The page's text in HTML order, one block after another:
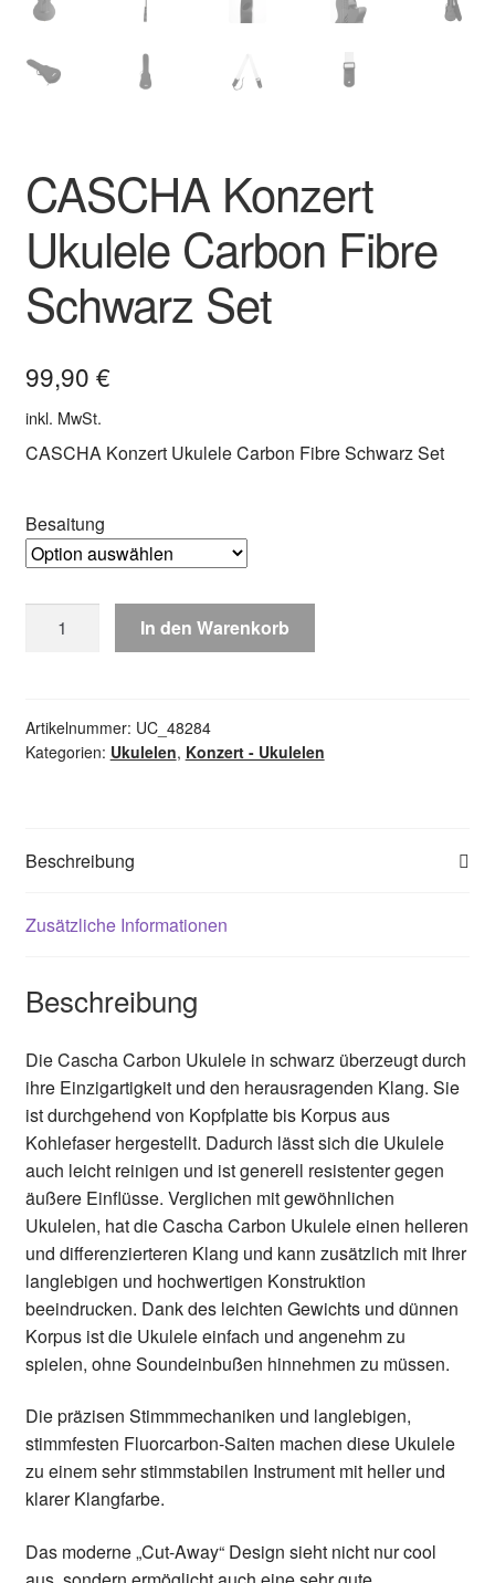
CASCHA Konzert
Ukulele Carbon Fibre
Schwarz Set
99,90 €
inkl. MwSt.
CASCHA Konzert Ukulele Carbon Fibre Schwarz Set
Besaitung
Fibre
Schwarz
In den Warenkorb
Artikelnummer: UC_48284
Kategorien: Ukulelen, Konzert - Ukulelen
Beschreibung
Zusätzliche Informationen
Beschreibung
Die Cascha Carbon Ukulele in schwarz überzeugt durch
ihre Einzigartigkeit und den herausragenden Klang. Sie
ist durchgehend von Kopfplatte bis Korpus aus
Kohlefaser hergestellt. Dadurch lässt sich die Ukulele
auch leicht reinigen und ist generell resistenter gegen
äußere Einflüsse. Verglichen mit gewöhnlichen
Ukulelen, hat die Cascha Carbon Ukulele einen helleren
und differenzierteren Klang und kann zusätzlich mit Ihrer
langlebigen und hochwertigen Konstruktion
beeindrucken. Dank des leichten Gewichts und dünnen
Korpus ist die Ukulele einfach und angenehm zu
spielen, ohne Soundeinbußen hinnehmen zu müssen.
Die präzisen Stimmmechaniken und langlebigen,
stimmfesten Fluorcarbon-Saiten machen diese Ukulele
zu einem sehr stimmstabilen Instrument mit heller und
klarer Klangfarbe.
Das moderne „Cut-Away“ Design sieht nicht nur cool